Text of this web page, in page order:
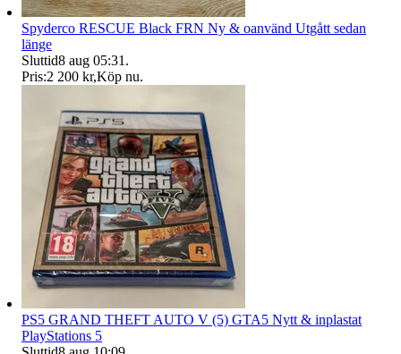
Spyderco RESCUE Black FRN Ny & oanvänd Utgått sedan
länge
Sluttid8 aug 05:31 .
Pris:2 200 kr,Köp nu.
PS5 GRAND THEFT AUTO V (5) GTA5 Nytt & inplastat
PlayStations 5